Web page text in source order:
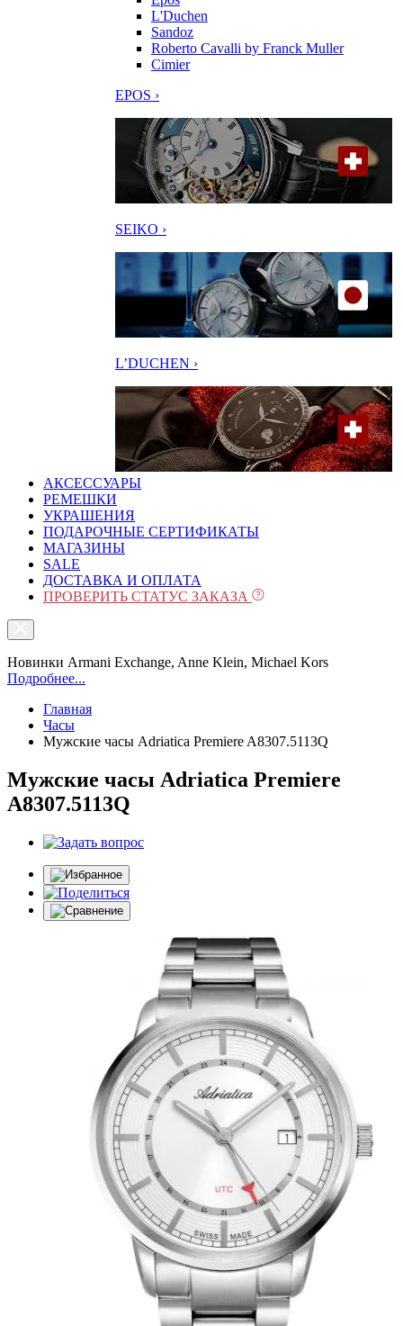
L'Duchen
Sandoz
Roberto Cavalli by Franck Muller
Cimier
EPOS ›
SEIKO ›
L’DUCHEN ›
АКСЕССУАРЫ
РЕМЕШКИ
УКРАШЕНИЯ
ПОДАРОЧНЫЕ СЕРТИФИКАТЫ
МАГАЗИНЫ
SALE
ДОСТАВКА И ОПЛАТА
ПРОВЕРИТЬ СТАТУС ЗАКАЗА
Новинки Armani Exchange, Anne Klein, Michael Kors
Подробнее...
Главная
Часы
Мужские часы Adriatica Premiere A8307.5113Q
Мужские часы Adriatica Premiere
A8307.5113Q